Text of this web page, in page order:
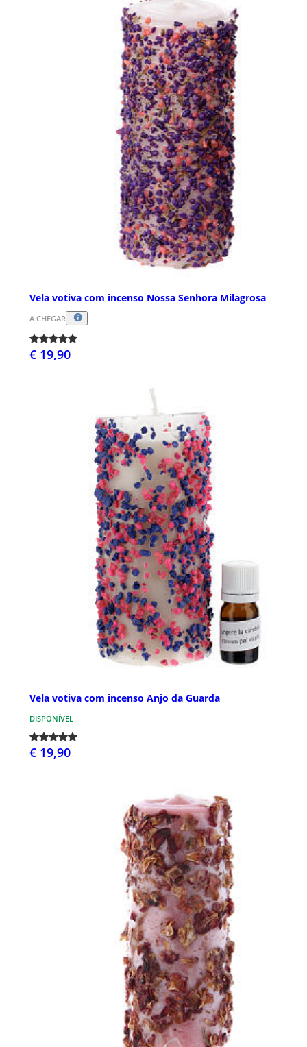
Vela votiva com incenso Nossa Senhora Milagrosa
A CHEGAR
€ 19,90
Vela votiva com incenso Anjo da Guarda
DISPONÍVEL
€ 19,90